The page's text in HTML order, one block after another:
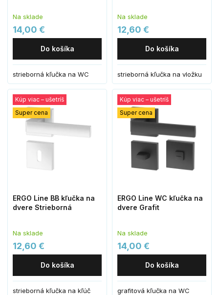
Na sklade
14,00 €
Do košíka
strieborná kľučka na WC
Na sklade
12,60 €
Do košíka
strieborná kľučka na vložku
Kúp viac – ušetríš
Super cena
ERGO Line BB kľučka na
dvere Strieborná
Na sklade
12,60 €
Do košíka
strieborná kľučka na kľúč
Kúp viac – ušetríš
Super cena
ERGO Line WC kľučka na
dvere Grafit
Na sklade
14,00 €
Do košíka
grafitová kľučka na WC